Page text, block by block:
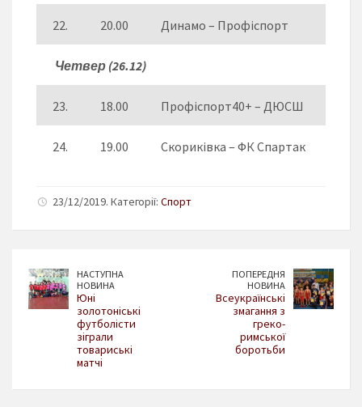
22. 20.00 Динамо – Профіспорт
Четвер (26.12)
23. 18.00 Профіспорт40+ – ДЮСШ
24. 19.00 Скориківка – ФК Спартак
23/12/2019. Категорії: Спорт
НАСТУПНА
НОВИНА
Юні
золотоніські
футболісти
зіграли
товариські
матчі
ПОПЕРЕДНЯ
НОВИНА
Всеукраїнські
змагання з
греко-
римської
боротьби